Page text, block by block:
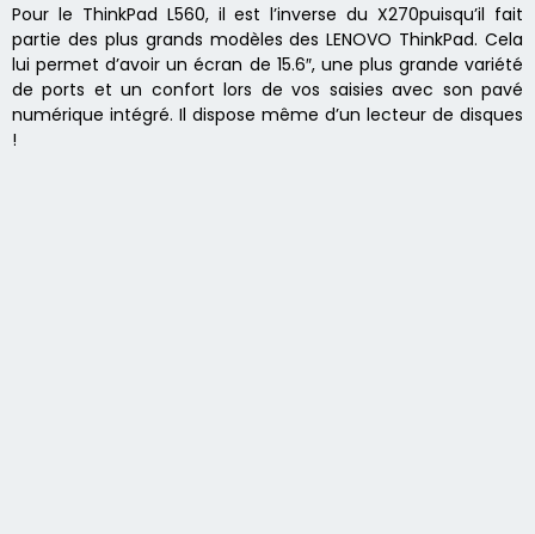
Pour le ThinkPad L560, il est l’inverse du X270puisqu’il fait
partie des plus grands modèles des LENOVO ThinkPad. Cela
lui permet d’avoir un écran de 15.6″, une plus grande variété
de ports et un confort lors de vos saisies avec son pavé
numérique intégré. Il dispose même d’un lecteur de disques
!